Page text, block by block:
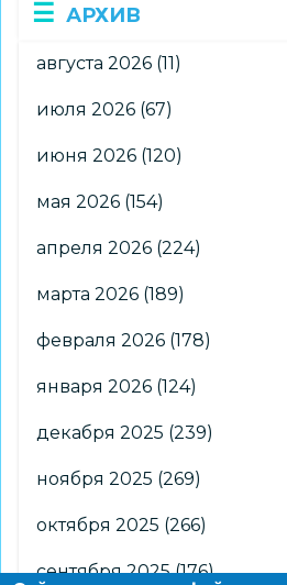
АРХИВ
августа 2026 (11)
июля 2026 (67)
июня 2026 (120)
мая 2026 (154)
апреля 2026 (224)
марта 2026 (189)
февраля 2026 (178)
января 2026 (124)
декабря 2025 (239)
ноября 2025 (269)
октября 2025 (266)
сентября 2025(176)